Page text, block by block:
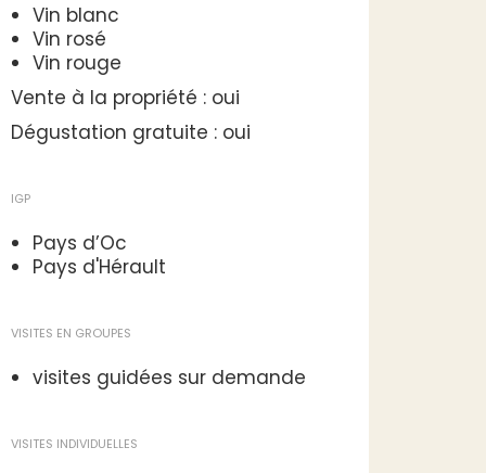
Vin blanc
Vin rosé
Vin rouge
Vente à la propriété : oui
Dégustation gratuite : oui
IGP
Pays d’Oc
Pays d'Hérault
VISITES EN GROUPES
visites guidées sur demande
VISITES INDIVIDUELLES